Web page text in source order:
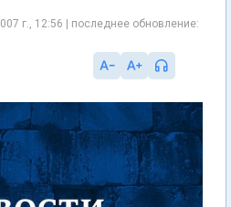
г., 12:56 | последнее обновление: